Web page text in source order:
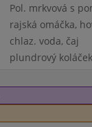
Pol. mrkvová s
rajská omáčka,
chlaz. voda, čaj
plundrový